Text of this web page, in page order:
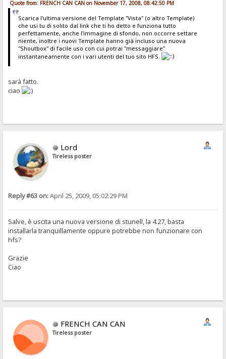
Quote from: FRENCH CAN CAN on November 17, 2008, 08:42:50 PM
Scarica l'ultima versione del Template "Vista" (o altro Template)
che usi tu di solito dal link che ti ho detto e funziona tutto
perfettamente, anche l'immagine di sfondo, non occorre settare
niente, inoltre i nuovi Template hanno già incluso una nuova
"Shoutbox" di facile uso con cui potrai "messaggiare"
instantaneamente con i vari utenti del tuo sito HFS.
sarà fatto.
ciao
Lord
Tireless poster
Reply #63 on:April 25, 2009, 05:02:29 PM
Salve, è uscita una nuova versione di stunell, la 4.27, basta
installarla tranquillamente oppure potrebbe non funzionare con
hfs?
Grazie
Ciao
FRENCH CAN CAN
Tireless poster